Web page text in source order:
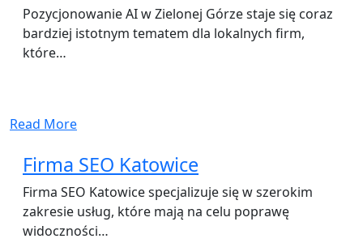
Pozycjonowanie AI w Zielonej Górze staje się coraz
bardziej istotnym tematem dla lokalnych firm,
które…
Read More
Firma SEO Katowice
Firma SEO Katowice specjalizuje się w szerokim
zakresie usług, które mają na celu poprawę
widoczności…